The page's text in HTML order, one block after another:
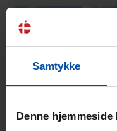
Samtykke
Denne
Kontakt